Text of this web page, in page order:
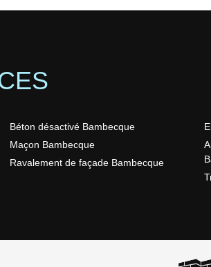
Béton désactivé Bambecque
Maçon Bambecque
Ravalement de façade Bambecque